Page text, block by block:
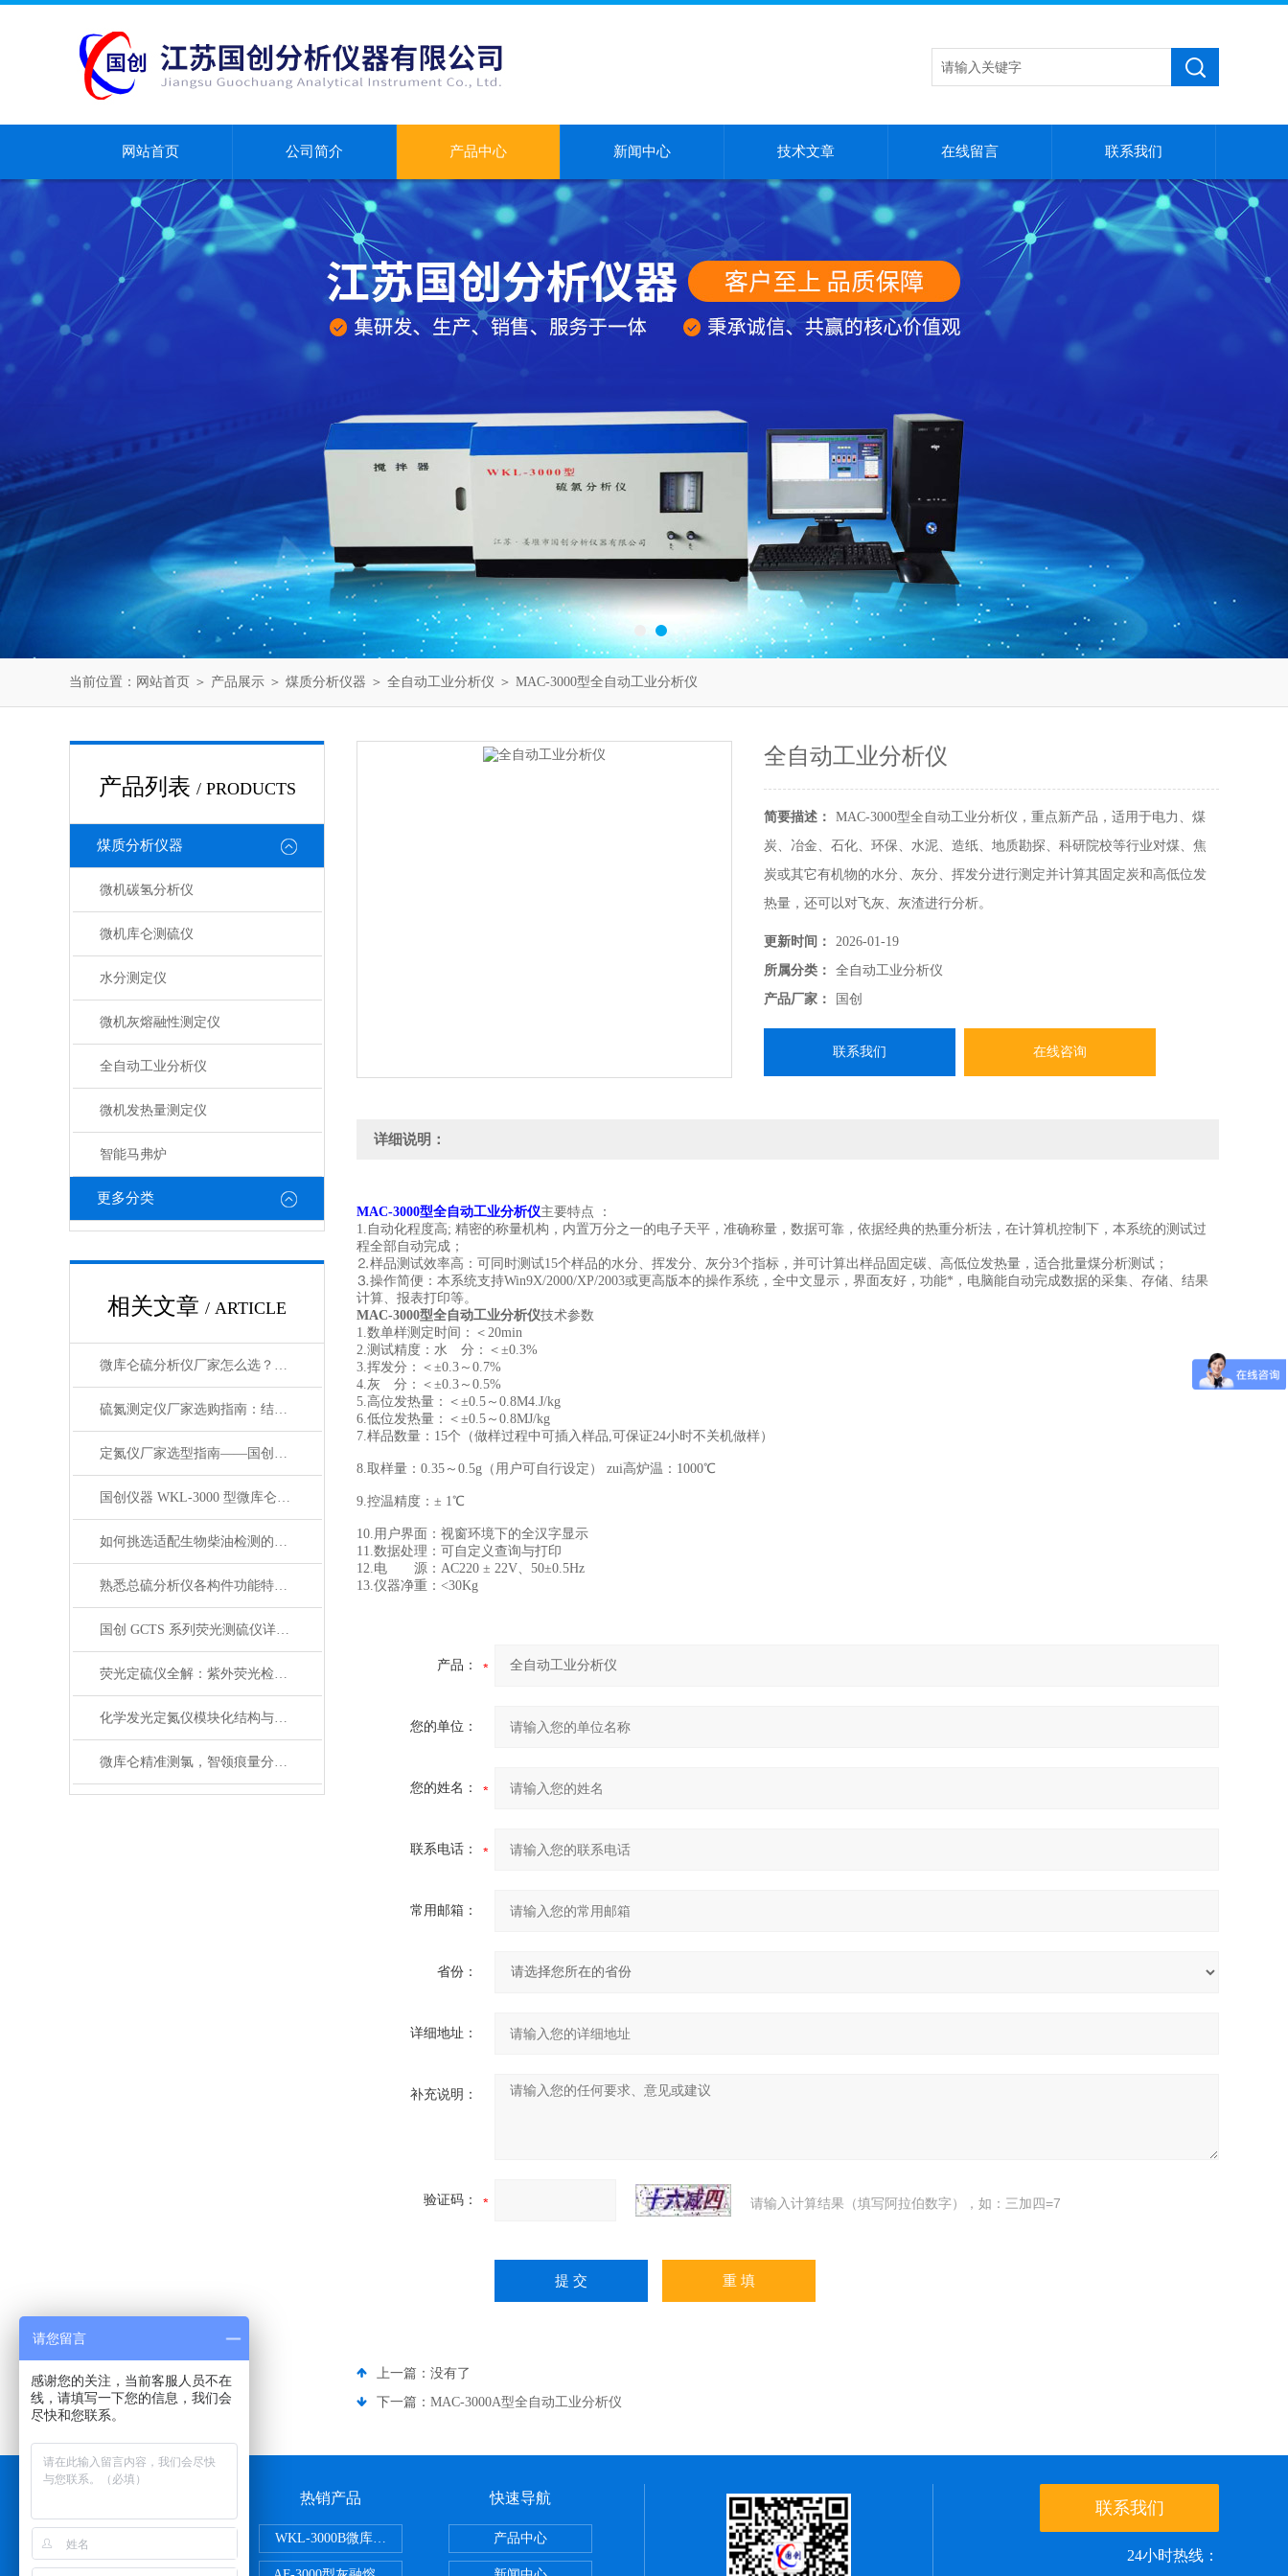
网站首页 公司简介 产品中心 新闻中心 技术文章 在线留言 联系我们
当前位置： 网站首页 ＞ 产品展示 ＞ 煤质分析仪器 ＞ 全自动工业分析仪 ＞ MAC-3000型全自动工业分析仪
产品列表 / PRODUCTS
煤质分析仪器
微机碳氢分析仪
微机库仑测硫仪
水分测定仪
微机灰熔融性测定仪
全自动工业分析仪
微机发热量测定仪
智能马弗炉
更多分类
相关文章 / ARTICLE
微库仑硫分析仪厂家怎么选？从厂家实力、设备结构综合评估
硫氮测定仪厂家选购指南：结合产品工况与设备性能筛选适配厂商
定氮仪厂家选型指南——国创仪器产品参考
国创仪器 WKL-3000 型微库仑硫氯分析仪完整评测
如何挑选适配生物柴油检测的紫外荧光测硫仪生产厂家
熟悉总硫分析仪各构件功能特性持续保障元素检测数据稳定
国创 GCTS 系列荧光测硫仪详解：工作机理、型号区分与采购选型参考
荧光定硫仪全解：紫外荧光检测原理、整机结构与分场景科学选型指南
化学发光定氮仪模块化结构与运行原理探析
微库仑精准测氯，智领痕量分析 —— 国创 WKL‑6000B 微库仑氯分析仪
全自动工业分析仪
简要描述：
MAC-3000型全自动工业分析仪，重点新产品，适用于电力、煤
炭、冶金、石化、环保、水泥、造纸、地质勘探、科研院校等行业对煤、焦
炭或其它有机物的水分、灰分、挥发分进行测定并计算其固定炭和高低位发
热量，还可以对飞灰、灰渣进行分析。
更新时间：
2026-01-19
所属分类：
全自动工业分析仪
产品厂家：
国创
联系我们 在线咨询
详细说明：
MAC-3000型全自动工业分析仪主要特点 ：
1.自动化程度高; 精密的称量机构，内置万分之一的电子天平，准确称量，数据可靠，依据经典的热重分析法，在计算机控制下，本系统的测试过
程全部自动完成；
⒉样品测试效率高：可同时测试15个样品的水分、挥发分、灰分3个指标，并可计算出样品固定碳、高低位发热量，适合批量煤分析测试；
⒊操作简便：本系统支持Win9X/2000/XP/2003或更高版本的操作系统，全中文显示，界面友好，功能*，电脑能自动完成数据的采集、存储、结果
计算、报表打印等。
MAC-3000型全自动工业分析仪技术参数
1.数单样测定时间：＜20min
2.测试精度：水 分：＜±0.3%
3.挥发分：＜±0.3～0.7%
4.灰 分：＜±0.3～0.5%
5.高位发热量：＜±0.5～0.8M4.J/kg
6.低位发热量：＜±0.5～0.8MJ/kg
7.样品数量：15个（做样过程中可插入样品,可保证24小时不关机做样）
8.取样量：0.35～0.5g（用户可自行设定） zui高炉温：1000℃
9.控温精度：± 1℃
10.用户界面：视窗环境下的全汉字显示
11.数据处理：可自定义查询与打印
12.电 源：AC220 ± 22V、50±0.5Hz
13.仪器净重：<30Kg
产品：
您的单位：
您的姓名：
联系电话：
常用邮箱：
省份：
详细地址：
补充说明：
验证码： 请输入计算结果（填写阿拉伯数字），如：三加四=7
上一篇：没有了
下一篇： MAC-3000A型全自动工业分析仪
热销产品
WKL-3000B微库仑氯分析仪
快速导航
产品中心
联系我们
24小时热线：
请您留言
感谢您的关注，当前客服人员不在
线，请填写一下您的信息，我们会
尽快和您联系。